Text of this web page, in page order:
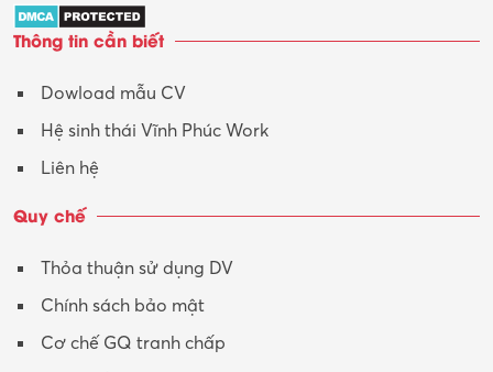
Thông tin cần biết
Dowload mẫu CV
Hệ sinh thái Vĩnh Phúc Work
Liên hệ
Quy chế
Thỏa thuận sử dụng DV
Chính sách bảo mật
Cơ chế GQ tranh chấp